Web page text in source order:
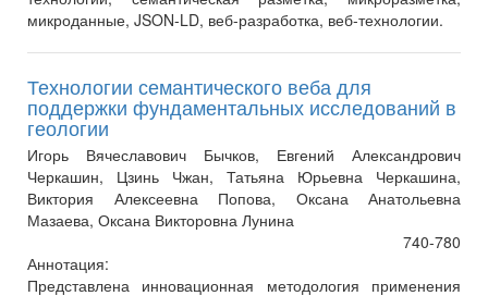
микроданные, JSON-LD, веб-разработка, веб-технологии.
Технологии семантического веба для
поддержки фундаментальных исследований в
геологии
Игорь Вячеславович Бычков, Евгений Александрович
Черкашин, Цзинь Чжан, Татьяна Юрьевна Черкашина,
Виктория Алексеевна Попова, Оксана Анатольевна
Мазаева, Оксана Викторовна Лунина
740-780
Аннотация:
Представлена инновационная методология применения